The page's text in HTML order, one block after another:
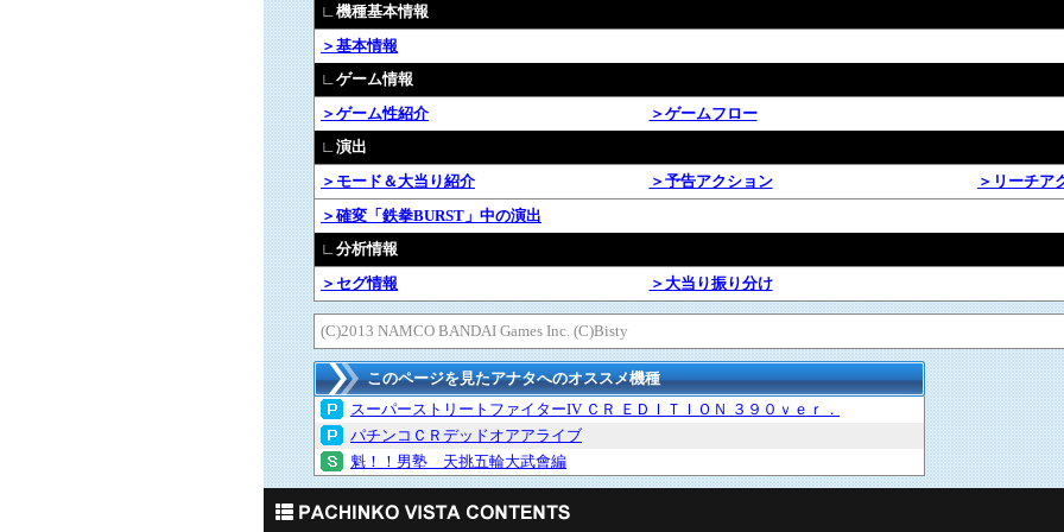
∟機種基本情報
＞基本情報
∟ゲーム情報
＞ゲーム性紹介
＞ゲームフロー
∟演出
＞モード＆大当り紹介
＞予告アクション
＞リーチア
＞確変「鉄拳BURST」中の演出
∟分析情報
＞セグ情報
＞大当り振り分け
(C)2013 NAMCO BANDAI Games Inc. (C)Bisty
このページを見たアナタへのオススメ機種
スーパーストリートファイターIV ＣＲ ＥＤＩＴＩＯＮ ３９０ｖｅｒ．
パチンコＣＲデッドオアアライブ
魁！！男塾 天挑五輪大武會編